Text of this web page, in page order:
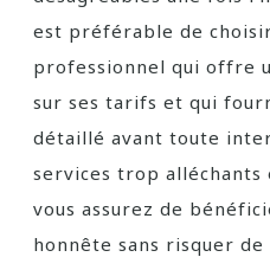
est préférable de
professionnel qui offre
sur ses tarifs et qui
détaillé avant toute
services trop alléchants
vous assurez de
honnête sans risquer de